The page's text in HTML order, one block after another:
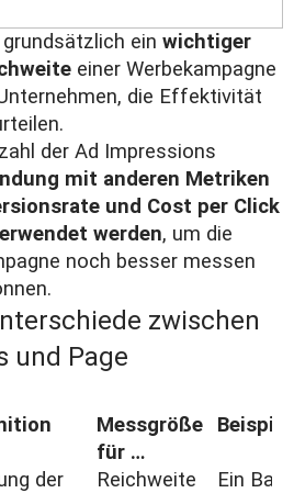
ein wichtiger
einer Werbekampagne
die Effektivität
der Ad Impressions
mit anderen Metriken
und Cost per Click
werden, um die
noch besser messen
zwischen
und Page
Messgröße
für …
Beispiel
der
Reichweite
Ein